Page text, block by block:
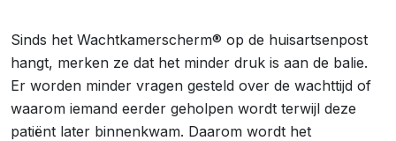
Sinds het Wachtkamerscherm® op de huisartsenpost
hangt, merken ze dat het minder druk is aan de balie.
Er worden minder vragen gesteld over de wachttijd of
waarom iemand eerder geholpen wordt terwijl deze
patiënt later binnenkwam. Daarom wordt het